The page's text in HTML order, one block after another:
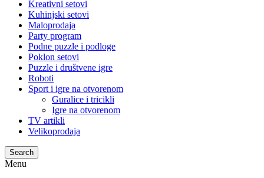
Kreativni setovi
Kuhinjski setovi
Maloprodaja
Party program
Podne puzzle i podloge
Poklon setovi
Puzzle i društvene igre
Roboti
Sport i igre na otvorenom
Guralice i tricikli
Igre na otvorenom
TV artikli
Velikoprodaja
Search
Menu